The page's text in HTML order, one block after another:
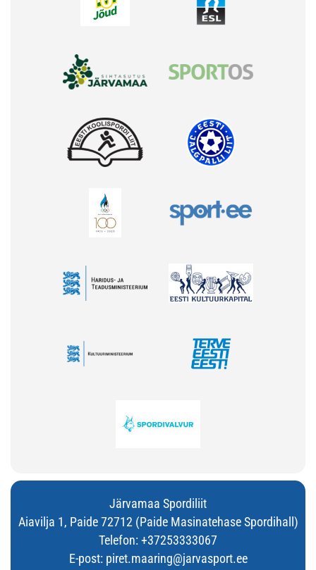
Järvamaa Spordiliit
Aiavilja 1, Paide 72712 (Paide Masinatehase Spordihall)
Telefon: +37253333067
E-post: piret.maaring@jarvasport.ee